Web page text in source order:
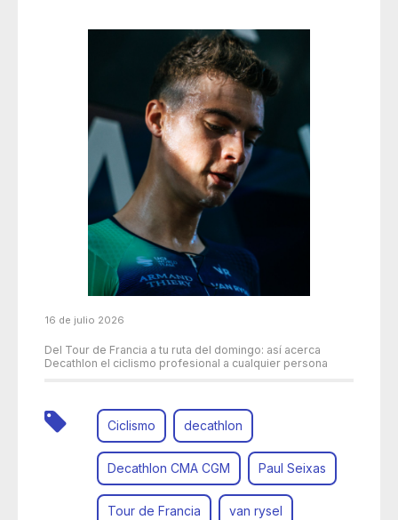
16 de julio 2026
Del Tour de Francia a tu ruta del domingo: así acerca
Decathlon el ciclismo profesional a cualquier persona
Ciclismo decathlon
Decathlon CMA CGM Paul Seixas
Tour de Francia van rysel